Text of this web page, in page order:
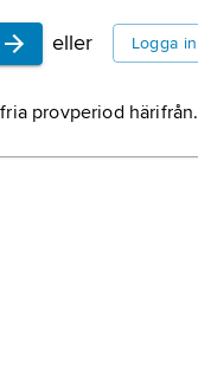
eller Logga in
provperiod härifrån.